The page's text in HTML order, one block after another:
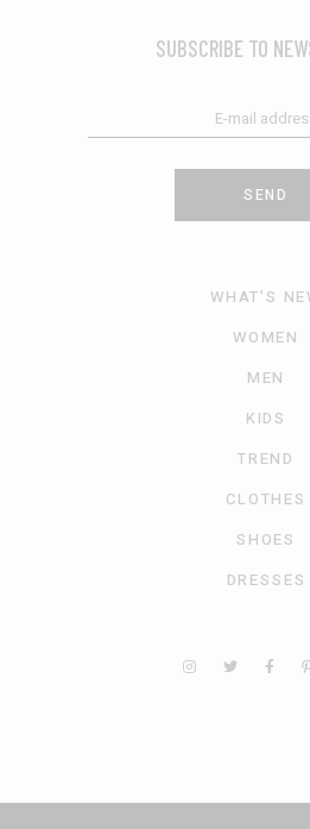
SUBSCRIBE TO
SEND
WHAT’S
WOMEN
MEN
KIDS
TREND
CLOTHES
SHOES
DRESSES